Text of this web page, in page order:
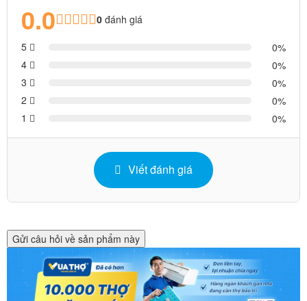
0.0 0 đánh giá
5
0
4
0
3
0
2
0
1
0
Viết đánh giá
Gửi câu hỏi về sản phẩm này